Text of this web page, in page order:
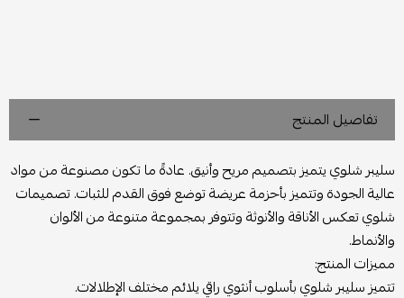
تفاصيل المنتج
سليبر شلوي يتميز بتصميم مريح وأنيق. عادةً ما تكون مصنوعة من مواد
عالية الجودة وتتميز بأحزمة عريضة توضع فوق القدم للثبات. تصميمات
شلوي تعكس الأناقة والأنوثة وتتوفر بمجموعة متنوعة من الألوان
والأنماط.
مميزات المنتج:
تتميز سليبر شلوي بأسلوب أنثوي راقي يلائم مختلف الإطلالات.